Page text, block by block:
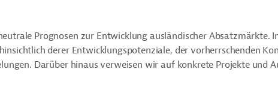
Prognosen zur Entwicklung ausländischer Absatzmärkte.
derer Entwicklungspotenziale, der vorherrschenden
Darüber hinaus verweisen wir auf konkrete Projekte und